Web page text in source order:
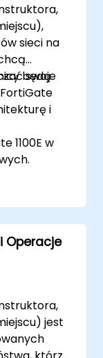
sieci na
swoje
będą
i
1100E w
NAT i
Operacje
jest